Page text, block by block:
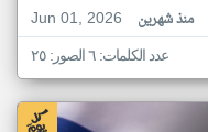
Jun 01, 2026
منذ شهرين
عدد الكلمات: ٦ الصور: ٢٥